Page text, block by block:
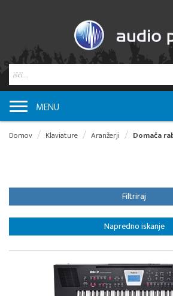
MENU
Domov Klaviature Aranžerji Domača
Filtriraj
Napredno iskanje